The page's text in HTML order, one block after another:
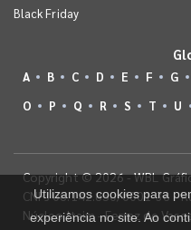
Black Friday
A B C D E F G
O
P Q R S T U
Copyright © 2026 - WBL
CNPJ 08.142.850/0001-36 -
Núcleo Itaim - Ferraz de
Utilizamos cookies para
experiência no site. Ao